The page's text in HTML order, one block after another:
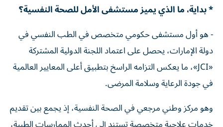
* بداية، ما الذي يميز مستشفى الأمل للصحة النفسية؟
- هو أول مستشفى حكومي متخصص في الطب النفسي في
دولة الإمارات، يحصل على اعتماد اللجنة الدولية المشتركة
«JCI»، ما يعكس التزامه الراسخ بتطبيق أعلى المعايير العالمية
في جودة الرعاية وسلامة المرضى.
وهو مركز وطني مرجعي في الصحة النفسية، إذ يجمع بين تقديم